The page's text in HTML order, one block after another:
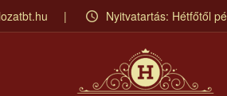
Nyitvatartás: Hétfőtől